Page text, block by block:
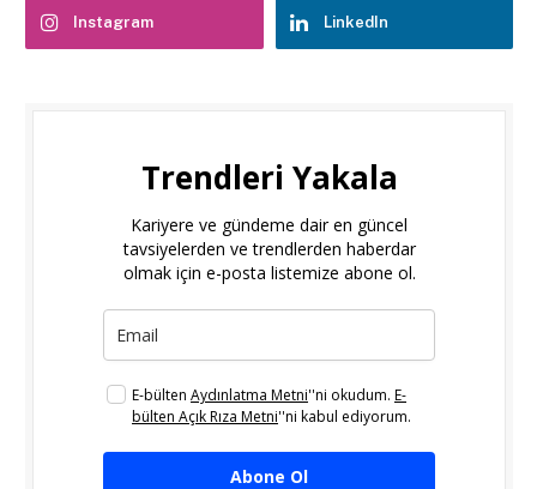
Instagram LinkedIn
Trendleri Yakala
Kariyere ve gündeme dair en güncel
tavsiyelerden ve trendlerden haberdar
olmak için e-posta listemize abone ol.
E-bülten Aydınlatma Metni''ni okudum. E-
bülten Açık Rıza Metni''ni kabul ediyorum.
Abone Ol